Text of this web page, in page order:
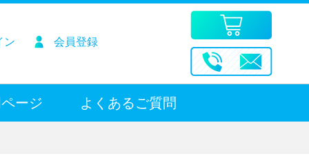
ン 会員登録
ージ よくあるご質問